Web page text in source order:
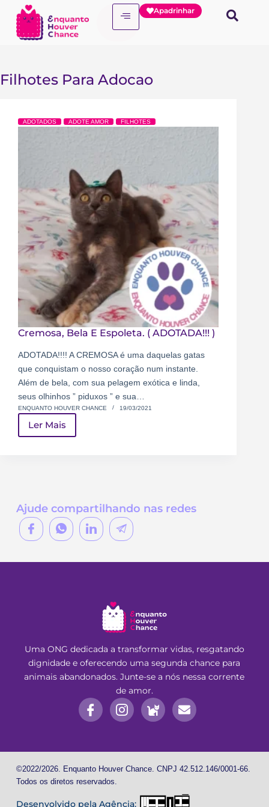
Apadrinhar
Filhotes Para Adocao
ADOTADOS ADOTE AMOR FILHOTES
Cremosa, Bela E Espoleta. ( ADOTADA!!! )
ADOTADA!!!! A CREMOSA é uma daquelas gatas
que conquistam o nosso coração num instante.
Além de bela, com sua pelagem exótica e linda,
seus olhinhos ” piduxos ” e sua…
ENQUANTO HOUVER CHANCE 19/03/2021
Ler Mais
Ajude compartilhando nas redes
Uma ONG dedicada a transformar vidas, resgatando
dignidade e oferecendo uma segunda chance para
animais abandonados. Junte-se a nós nessa corrente
de amor.
©2022/2026. Enquanto Houver Chance. CNPJ 42.512.146/0001-66.
Todos os diretos reservados.
Desenvolvido pela Agência: